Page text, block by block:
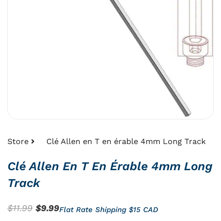
Store Clé Allen en T en érable 4mm Long Track
Clé Allen En T En Érable 4mm Long
Track
$11.99 Le
$9.99Le
Flat Rate Shipping $15 CAD